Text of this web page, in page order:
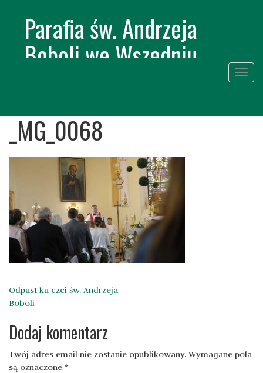
Parafia św. Andrzeja
Boboli we Wszedniu
_MG_0068
Nawigacja
wpisu
Odpust ku czci św. Andrzeja
Boboli
Dodaj komentarz
Twój adres email nie zostanie opublikowany. Wymagane pola
są oznaczone *